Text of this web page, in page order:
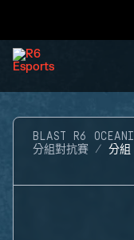
BLAST R6
分組對抗賽
分